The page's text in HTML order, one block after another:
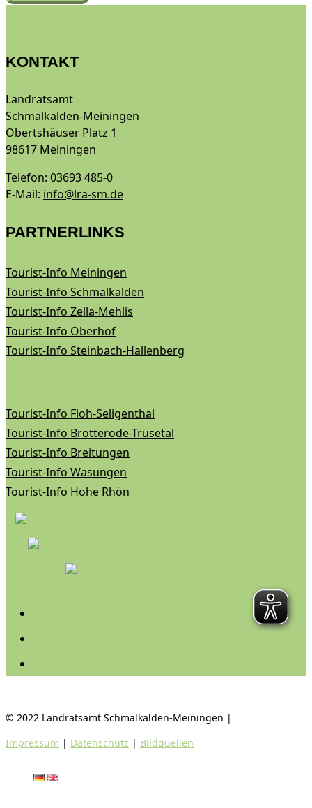
KONTAKT
Landratsamt
Schmalkalden-Meiningen
Obertshäuser Platz 1
98617 Meiningen
Telefon: 03693 485-0
E-Mail: info@lra-sm.de
PARTNERLINKS
Tourist-Info Meiningen
Tourist-Info Schmalkalden
Tourist-Info Zella-Mehlis
Tourist-Info Oberhof
Tourist-Info Steinbach-Hallenberg
Tourist-Info Floh-Seligenthal
Tourist-Info Brotterode-Trusetal
Tourist-Info Breitungen
Tourist-Info Wasungen
Tourist-Info Hohe Rhön
© 2022 Landratsamt Schmalkalden-Meiningen |
Impressum | Datenschutz | Bildquellen